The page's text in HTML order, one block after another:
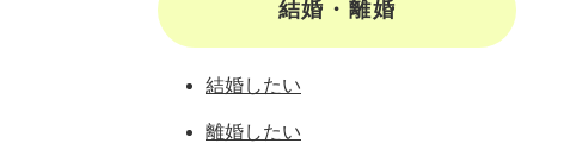
結婚・離婚
結婚したい
離婚したい